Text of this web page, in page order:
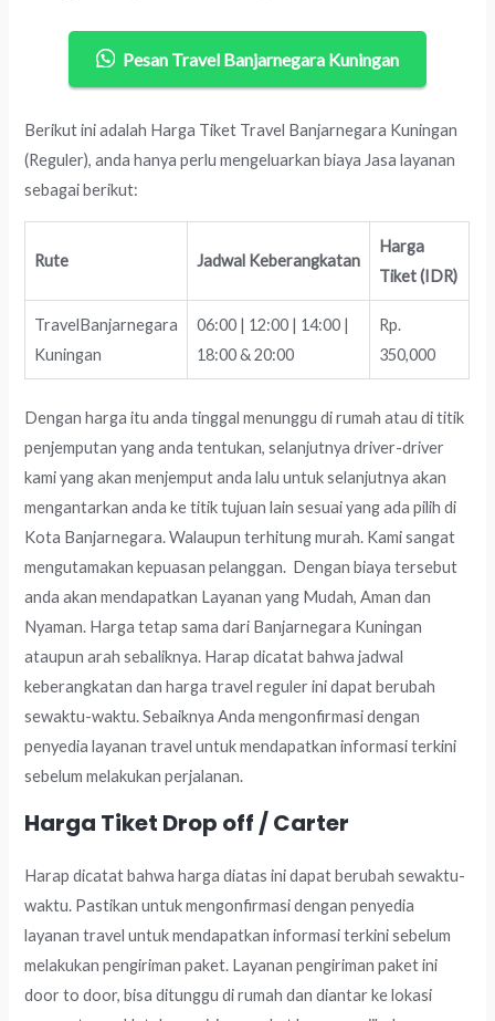
Pesan Travel Banjarnegara Kuningan
Berikut ini adalah Harga Tiket Travel Banjarnegara Kuningan
(Reguler), anda hanya perlu mengeluarkan biaya Jasa layanan
sebagai berikut:
Rute Jadwal Keberangkatan
Harga
Tiket (IDR)
TravelBanjarnegara
Kuningan
06:00 | 12:00 | 14:00 |
18:00 & 20:00
Rp.
350,000
Dengan harga itu anda tinggal menunggu di rumah atau di titik
penjemputan yang anda tentukan, selanjutnya driver-driver
kami yang akan menjemput anda lalu untuk selanjutnya akan
mengantarkan anda ke titik tujuan lain sesuai yang ada pilih di
Kota Banjarnegara. Walaupun terhitung murah. Kami sangat
mengutamakan kepuasan pelanggan. Dengan biaya tersebut
anda akan mendapatkan Layanan yang Mudah, Aman dan
Nyaman. Harga tetap sama dari Banjarnegara Kuningan
ataupun arah sebaliknya. Harap dicatat bahwa jadwal
keberangkatan dan harga travel reguler ini dapat berubah
sewaktu-waktu. Sebaiknya Anda mengonfirmasi dengan
penyedia layanan travel untuk mendapatkan informasi terkini
sebelum melakukan perjalanan.
Harga Tiket Drop off / Carter
Harap dicatat bahwa harga diatas ini dapat berubah sewaktu-
waktu. Pastikan untuk mengonfirmasi dengan penyedia
layanan travel untuk mendapatkan informasi terkini sebelum
melakukan pengiriman paket. Layanan pengiriman paket ini
door to door, bisa ditunggu di rumah dan diantar ke lokasi